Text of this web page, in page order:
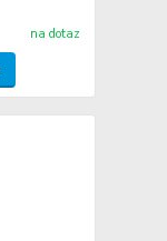
na dotaz